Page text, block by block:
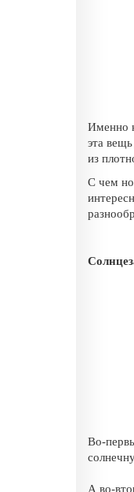
Именно
эта
из
С чем
Во-
А во-